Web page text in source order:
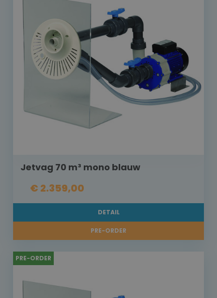
Jetvag 70 m³ mono blauw
€ 2.359,00
DETAIL
PRE-ORDER
PRE-ORDER